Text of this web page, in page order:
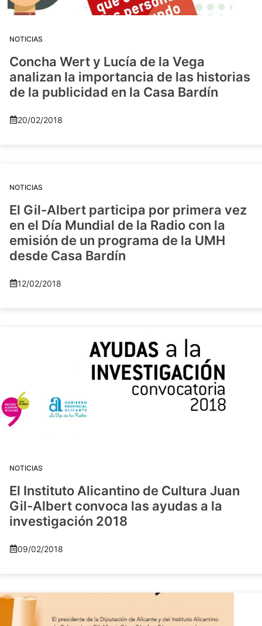
NOTICIAS
Concha Wert y Lucía de la Vega
analizan la importancia de las historias
de la publicidad en la Casa Bardín
20/02/2018
NOTICIAS
El Gil-Albert participa por primera vez
en el Día Mundial de la Radio con la
emisión de un programa de la UMH
desde Casa Bardín
12/02/2018
NOTICIAS
El Instituto Alicantino de Cultura Juan
Gil-Albert convoca las ayudas a la
investigación 2018
09/02/2018